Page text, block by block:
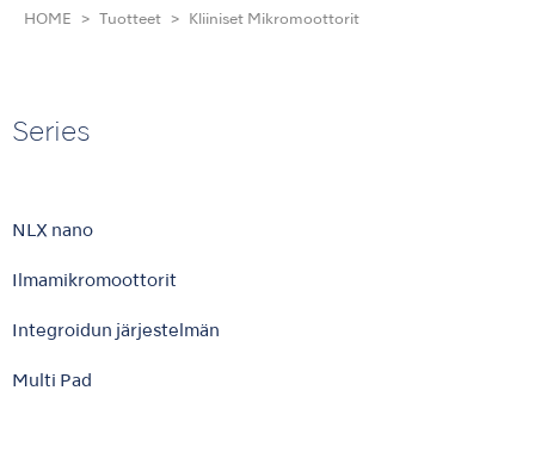
HOME Tuotteet Kliiniset Mikromoottorit
Series
NLX nano
Ilmamikromoottorit
Integroidun järjestelmän
Multi Pad